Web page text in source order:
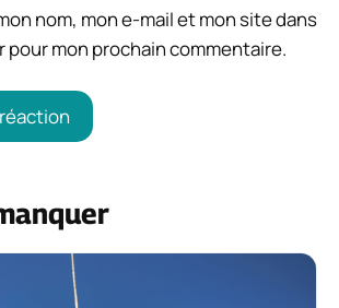
nom, mon e-mail et mon site dans
pour mon prochain commentaire.